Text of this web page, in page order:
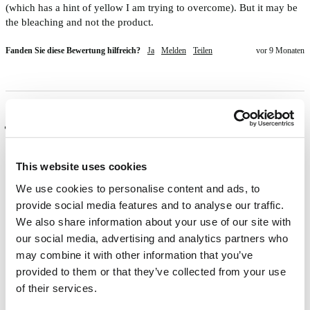
This website uses cookies
We use cookies to personalise content and ads, to
provide social media features and to analyse our traffic.
We also share information about your use of our site with
our social media, advertising and analytics partners who
may combine it with other information that you’ve
provided to them or that they’ve collected from your use
of their services.
(which has a hint of yellow I am trying to overcome). But it may be
the bleaching and not the product.
Fanden Sie diese Bewertung hilfreich? Ja Melden Teilen vor 9 Monaten
Works as expected
Fanden Sie diese Bewertung hilfreich? Ja Melden Teilen vor 9 Monaten